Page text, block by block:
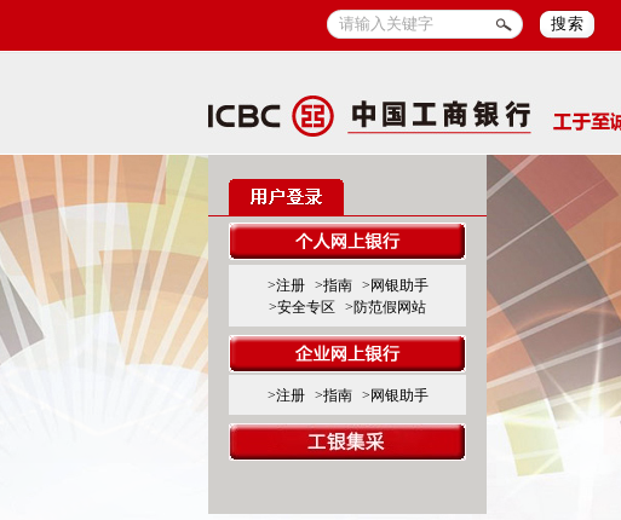
搜索
>注册 >指南
>网银助手
>安全专区
>防范假网站
>注册 >指南 >网银助手